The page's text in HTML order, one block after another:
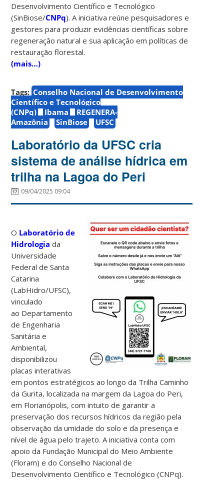
Desenvolvimento Científico e Tecnológico
(SinBiose/CNPq). A iniciativa reúne pesquisadores e
gestores para produzir evidências científicas sobre
regeneração natural e sua aplicação em políticas de
restauração florestal.
(mais…)
Tags: Conselho Nacional de Desenvolvimento
Científico e Tecnológico
(CNPq)
Ibama
REGENERA-
Amazônia
SinBiose UFSC
Laboratório da UFSC cria
sistema de análise hídrica em
trilha na Lagoa do Peri
09/04/2025 09:04
O Laboratório de
Hidrologia da
Universidade
Federal de Santa
Catarina
(LabHidro/UFSC),
vinculado
ao Departamento
de Engenharia
Sanitária e
Ambiental,
disponibilizou
placas interativas
em pontos estratégicos ao longo da Trilha Caminho
da Gurita, localizada na margem da Lagoa do Peri,
em Florianópolis, com intuito de garantir a
preservação dos recursos hídricos da região pela
observação da umidade do solo e da presença e
nível de água pelo trajeto. A iniciativa conta com
apoio da Fundação Municipal do Meio Ambiente
(Floram) e do Conselho Nacional de
Desenvolvimento Científico e Tecnológico (CNPq).